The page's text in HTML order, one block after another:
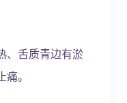
、舌质青边有淤
。